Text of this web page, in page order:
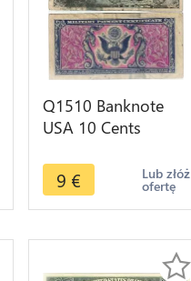
Q1510 Banknote
USA 10 Cents
1951 -> Make offer
9 € Lub złóż
ofertę